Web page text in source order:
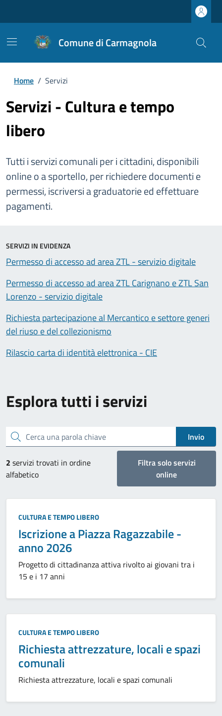
Comune di Carmagnola
Home / Servizi
Servizi - Cultura e tempo
libero
Tutti i servizi comunali per i cittadini, disponibili
online o a sportello, per richiedere documenti e
permessi, iscriversi a graduatorie ed effettuare
pagamenti.
Esplora tutti i servizi
Cerca una parola chiave Invio
2 servizi trovati in ordine
alfabetico
Filtra solo servizi
online
Categoria:
CULTURA E TEMPO LIBERO
Iscrizione a Piazza Ragazzabile -
anno 2026
Progetto di cittadinanza attiva rivolto ai giovani tra i
15 e i 17 anni
Categoria:
CULTURA E TEMPO LIBERO
Richiesta attrezzature, locali e spazi
comunali
Richiesta attrezzature, locali e spazi comunali
SERVIZI IN EVIDENZA
Permesso di accesso ad area ZTL - servizio digitale
Permesso di accesso ad area ZTL Carignano e ZTL San
Lorenzo - servizio digitale
Richiesta partecipazione al Mercantico e settore generi
del riuso e del collezionismo
Rilascio carta di identità elettronica - CIE